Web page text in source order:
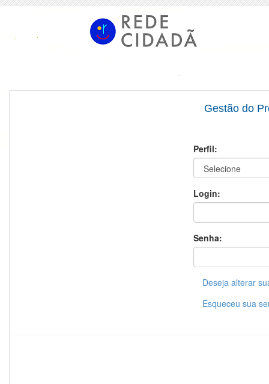
Gestão do
Perfil:
Login:
Senha:
Deseja alterar
Esqueceu sua